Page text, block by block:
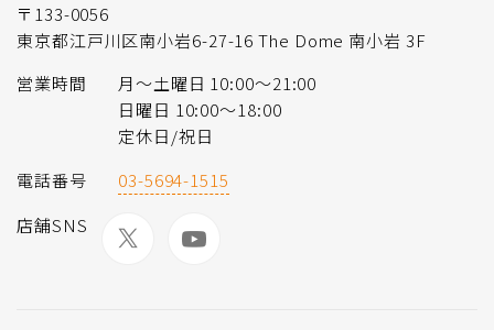
〒133-0056
東京都江戸川区南小岩6-27-16 The Dome 南小岩 3F
営業時間
月〜土曜日 10:00〜21:00
日曜日 10:00〜18:00
定休日/祝日
電話番号
03-5694-1515
店舗SNS